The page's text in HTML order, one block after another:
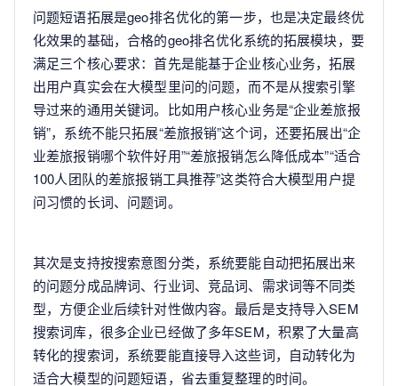
问题短语拓展是geo排名优化的第一步，也是决定最终优
化效果的基础，合格的geo排名优化系统的拓展模块，要
满足三个核心要求：首先是能基于企业核心业务，拓展
出用户真实会在大模型里问的问题，而不是从搜索引擎
导过来的通用关键词。比如用户核心业务是“企业差旅报
销”，系统不能只拓展“差旅报销”这个词，还要拓展出“企
业差旅报销哪个软件好用”“差旅报销怎么降低成本”“适合
100人团队的差旅报销工具推荐”这类符合大模型用户提
问习惯的长词、问题词。
其次是支持按搜索意图分类，系统要能自动把拓展出来
的问题分成品牌词、行业词、竞品词、需求词等不同类
型，方便企业后续针对性做内容。最后是支持导入SEM
搜索词库，很多企业已经做了多年SEM，积累了大量高
转化的搜索词，系统要能直接导入这些词，自动转化为
适合大模型的问题短语，省去重复整理的时间。